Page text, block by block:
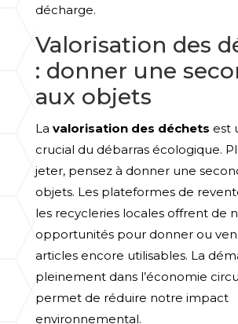
décharge.
Valorisation des
: donner une
aux objets
La valorisation des déchets est
crucial du débarras écologique.
jeter, pensez à donner une
objets. Les plateformes de
les recycleries locales offrent de
opportunités pour donner ou
articles encore utilisables. La
pleinement dans l’économie
permet de réduire notre impact
environnemental.